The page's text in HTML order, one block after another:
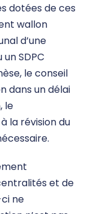
dotées de ces
wallon
d’une
SDPC
le conseil
dans un délai
le
la révision du
et de
ne